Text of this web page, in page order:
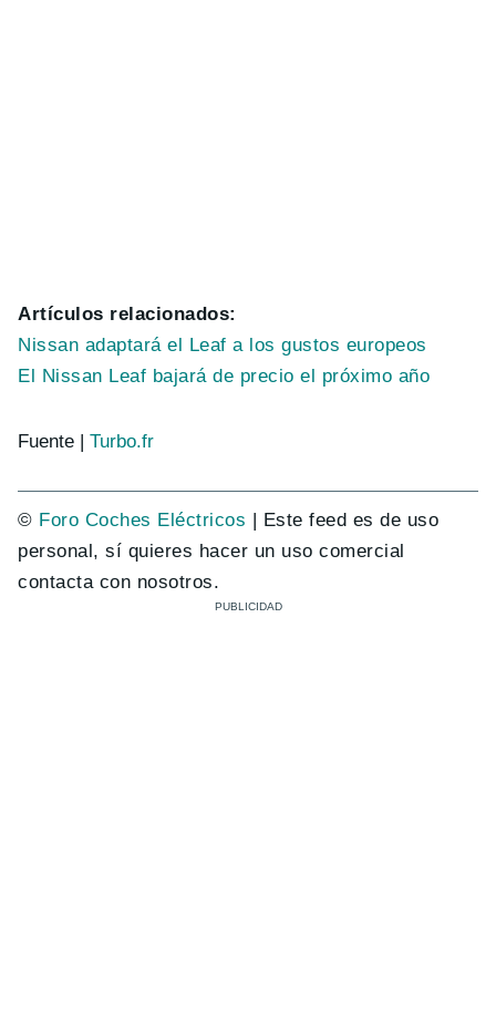
Artículos relacionados:
Nissan adaptará el Leaf a los gustos europeos
El Nissan Leaf bajará de precio el próximo año
Fuente | Turbo.fr
© Foro Coches Eléctricos | Este feed es de uso
personal, sí quieres hacer un uso comercial
contacta con nosotros.